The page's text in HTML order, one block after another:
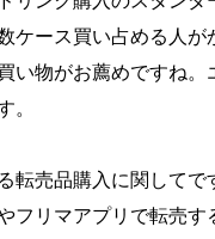
ケース買い占める人
い物がお薦めですね
。
転売品購入に関して
フリマアプリで転売